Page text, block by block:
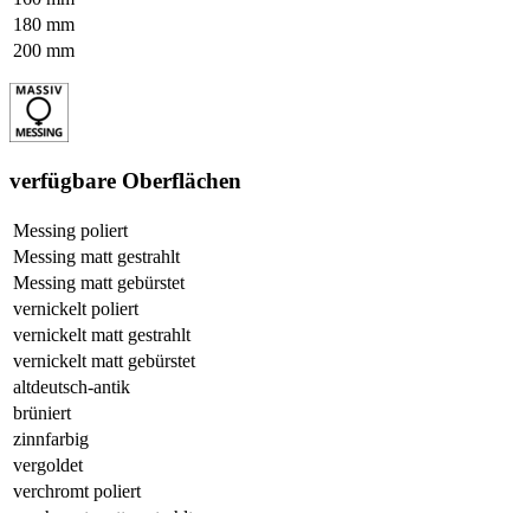
180 mm
200 mm
verfügbare Oberflächen
Messing poliert
Messing matt gestrahlt
Messing matt gebürstet
vernickelt poliert
vernickelt matt gestrahlt
vernickelt matt gebürstet
altdeutsch-antik
brüniert
zinnfarbig
vergoldet
verchromt poliert